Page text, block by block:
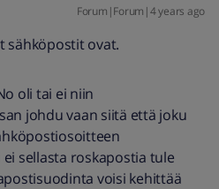
Forum|Forum|4 years ago
sähköpostit ovat.
oli tai ei niin
johdu vaan siitä että joku
sellasta roskapostia tule
voisi kehittää